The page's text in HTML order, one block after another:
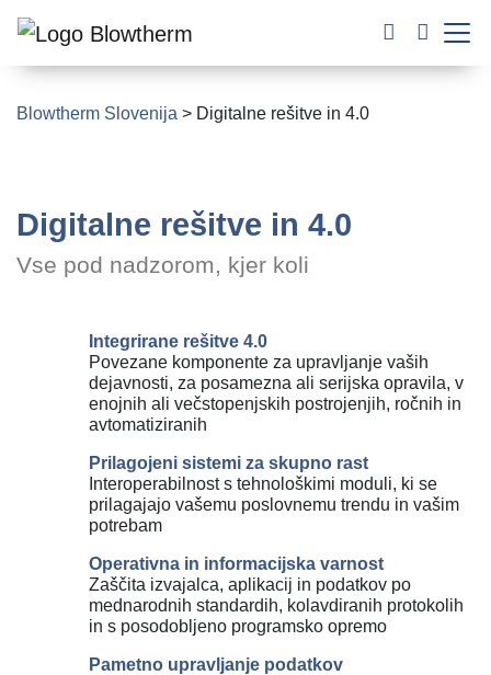
Blowtherm Slovenija > Digitalne rešitve in 4.0
Digitalne rešitve in 4.0
Vse pod nadzorom, kjer koli
Integrirane rešitve 4.0
Povezane komponente za upravljanje vaših
dejavnosti, za posamezna ali serijska opravila, v
enojnih ali večstopenjskih postrojenjih, ročnih in
avtomatiziranih
Prilagojeni sistemi za skupno rast
Interoperabilnost s tehnološkimi moduli, ki se
prilagajajo vašemu poslovnemu trendu in vašim
potrebam
Operativna in informacijska varnost
Zaščita izvajalca, aplikacij in podatkov po
mednarodnih standardih, kolavdiranih protokolih
in s posodobljeno programsko opremo
Pametno upravljanje podatkov